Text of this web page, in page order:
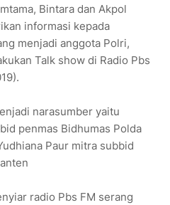
Bintara dan Akpol
informasi kepada
menjadi anggota Polri,
Talk show di Radio Pbs
narasumber yaitu
penmas Bidhumas Polda
Paur mitra subbid
radio Pbs FM serang